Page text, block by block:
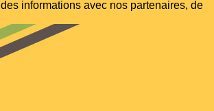
informations avec nos partenaires, de